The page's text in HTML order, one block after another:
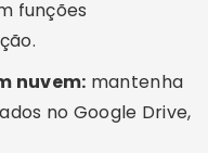
otimizado em
Os